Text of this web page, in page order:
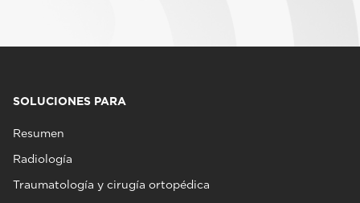
SOLUCIONES PARA
Resumen
Radiología
Traumatología y cirugía ortopédica